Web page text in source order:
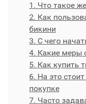
1. Что такое
2. Как
бикини
3. С чего
4. Какие меры
5. Как купить
6. На это
покупке
7. Часто